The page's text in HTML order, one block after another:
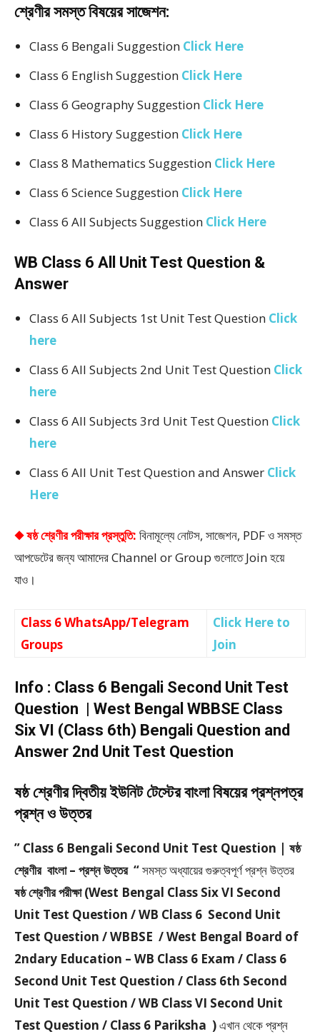
শ্রেণীর সমস্ত বিষয়ের সাজেশন:
Class 6 Bengali Suggestion Click Here
Class 6 English Suggestion Click Here
Class 6 Geography Suggestion Click Here
Class 6 History Suggestion Click Here
Class 8 Mathematics Suggestion Click Here
Class 6 Science Suggestion Click Here
Class 6 All Subjects Suggestion Click Here
WB Class 6 All Unit Test Question &
Answer
Class 6 All Subjects 1st Unit Test Question Click
here
Class 6 All Subjects 2nd Unit Test Question Click
here
Class 6 All Subjects 3rd Unit Test Question Click
here
Class 6 All Unit Test Question and Answer Click
Here
◆ ষষ্ঠ শ্রেণীর পরীক্ষার প্রস্তুতি: বিনামূল্যে নোটস, সাজেশন, PDF ও সমস্ত
আপডেটের জন্য আমাদের Channel or Group গুলোতে Join হয়ে
যাও।
Class 6 WhatsApp/Telegram
Groups
Click Here to
Join
Info : Class 6 Bengali Second Unit Test
Question | West Bengal WBBSE Class
Six VI (Class 6th) Bengali Question and
Answer 2nd Unit Test Question
ষষ্ঠ শ্রেণীর দ্বিতীয় ইউনিট টেস্টের বাংলা বিষয়ের প্রশ্নপত্র
প্রশ্ন ও উত্তর
” Class 6 Bengali Second Unit Test Question | ষষ্ঠ
শ্রেণীর বাংলা – প্রশ্ন উত্তর “সমস্ত অধ্যায়ের গুরুত্বপূর্ণ প্রশ্ন উত্তর
ষষ্ঠ শ্রেণীর পরীক্ষা (West Bengal Class Six VI Second
Unit Test Question / WB Class 6 Second Unit
Test Question / WBBSE / West Bengal Board of
2ndary Education – WB Class 6 Exam / Class 6
Second Unit Test Question / Class 6th Second
Unit Test Question / WB Class VI Second Unit
Test Question / Class 6 Pariksha )এখান থেকে প্রশ্ন